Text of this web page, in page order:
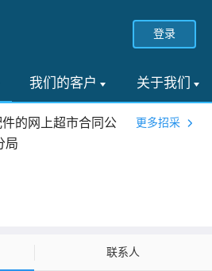
登录
我们的客户 关于我们
的网上超市合同公
局
更多招采
联系人